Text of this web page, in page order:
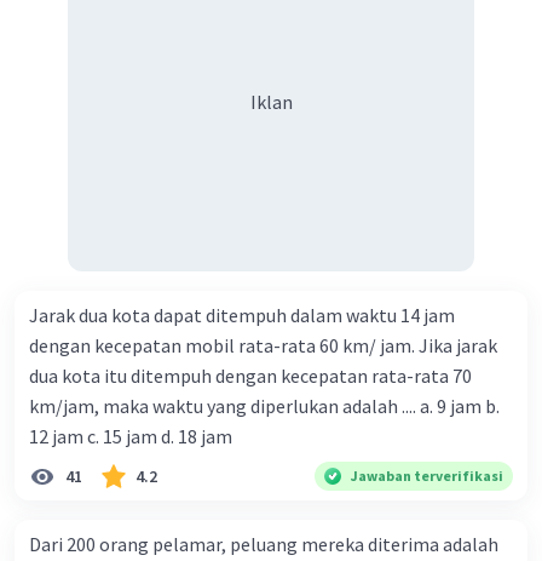
Iklan
Jarak dua kota dapat ditempuh dalam waktu 14 jam
dengan kecepatan mobil rata-rata 60 km/ jam. Jika jarak
dua kota itu ditempuh dengan kecepatan rata-rata 70
km/jam, maka waktu yang diperlukan adalah .... a. 9 jam b.
12 jam c. 15 jam d. 18 jam
41 4.2 Jawaban terverifikasi
Dari 200 orang pelamar, peluang mereka diterima adalah